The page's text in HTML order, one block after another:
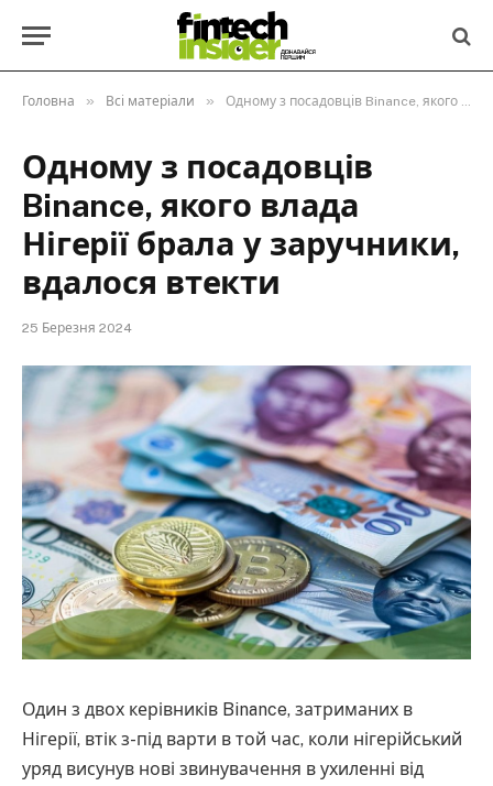
Головна » Всі матеріали » Одному з посадовців Binance, якого влада Нігерії брала у заручники, вдалося втекти
Одному з посадовців
Binance, якого влада
Нігерії брала у заручники,
вдалося втекти
25 Березня 2024
Один з двох керівників Binance, затриманих в
Нігерії, втік з-під варти в той час, коли нігерійський
уряд висунув нові звинувачення в ухиленні від